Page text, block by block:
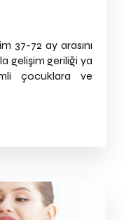
37-72 ay arasını
gelişim geriliği ya
çocuklara ve